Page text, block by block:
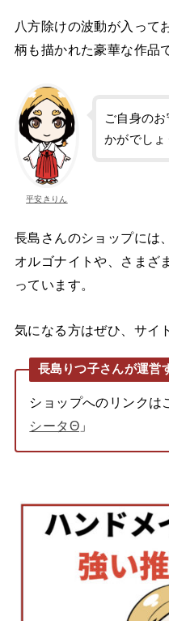
八方除けの波動が入って
柄も描かれた豪華な作品
平安きりん
ご自身の
かがでしょ
長島さんのショップには
オルゴナイトや、さまざ
っています。
気になる方はぜひ、サイ
長島りつ子さんが運営
ショップへのリンク
シータΘ 」